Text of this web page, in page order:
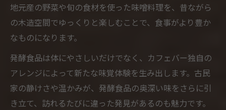
地元産の野菜や旬の食材を使った味噌料理を、昔ながら
の木造空間でゆっくりと楽しむことで、食事がより豊か
なものになります。
発酵食品は体にやさしいだけでなく、カフェバー独自の
アレンジによって新たな味覚体験を生み出します。古民
家の静けさや温かみが、発酵食品の奥深い味をさらに引
き立て、訪れるたびに違った発見があるのも魅力です。